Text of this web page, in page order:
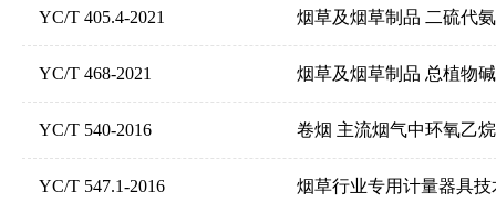
YC/T 405.4-2021 烟草及烟草制品 二硫代氨
YC/T 468-2021 烟草及烟草制品 总植物
YC/T 540-2016 卷烟 主流烟气中环氧乙
YC/T 547.1-2016 烟草行业专用计量器具